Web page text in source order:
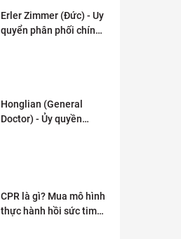
Erler Zimmer (Đức) - Uy
quyển phân phối chính
Honglian (General
Doctor) - Ủy quyền
CPR là gì? Mua mô hình
thực hành hồi sức tim